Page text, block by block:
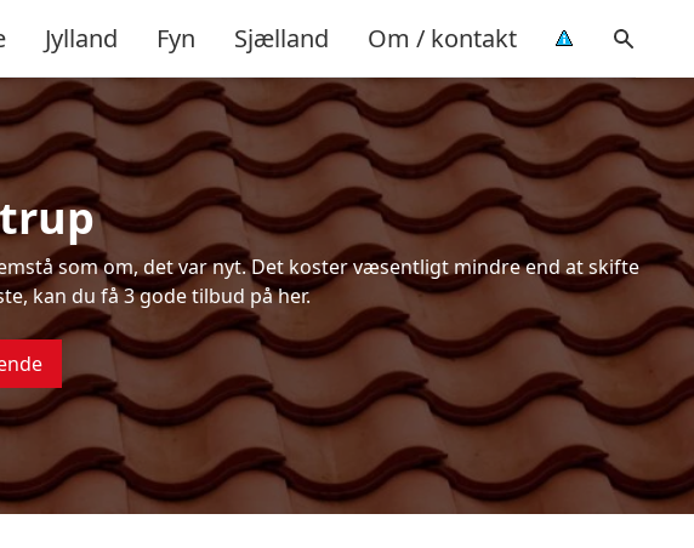
Jylland Fyn Sjælland Om / kontakt
som om, det var nyt. Det koster væsentligt mindre end at skifte
kan du få 3 gode tilbud på her.